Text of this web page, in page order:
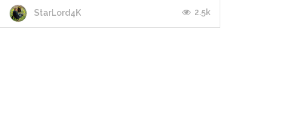
เปลี่ยนแปลงวงการวิดีโอเกมในปัจจุบัน เกมที่
ประสบความสำเร็จอันดับหนึ่งของโลก แทบไม่มี
StarLord4K 2.5k